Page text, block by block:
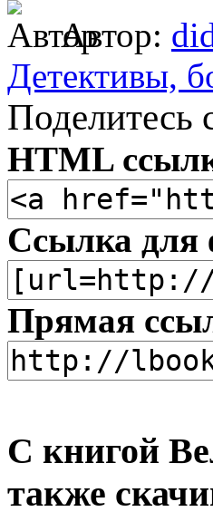
Автор:
Детективы,
Поделитесь
HTML
Ссылка для
Прямая
С книгой
также